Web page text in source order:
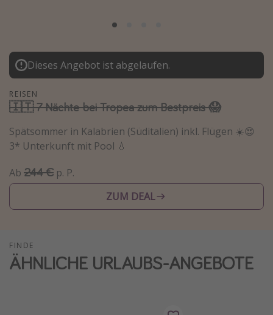
St. Lucia Urlaub
Kefalonia Urlaub
Krabi Urlaub
Tulum Urlaub
Sri Lanka Rundreise
Japan Rundreise
Reisethemen
Alle Reisethemen
Disneyland Paris
Roadtrips
Dieses Angebot ist abgelaufen.
REISEN
🇮🇹 7 Nächte bei Tropea zum Bestpreis 😱
Spätsommer in Kalabrien (Süditalien) inkl. Flügen ☀️😍
3* Unterkunft mit Pool 💧
Ab 244 € p. P.
ZUM DEAL
FINDE
ÄHNLICHE URLAUBS-ANGEBOTE